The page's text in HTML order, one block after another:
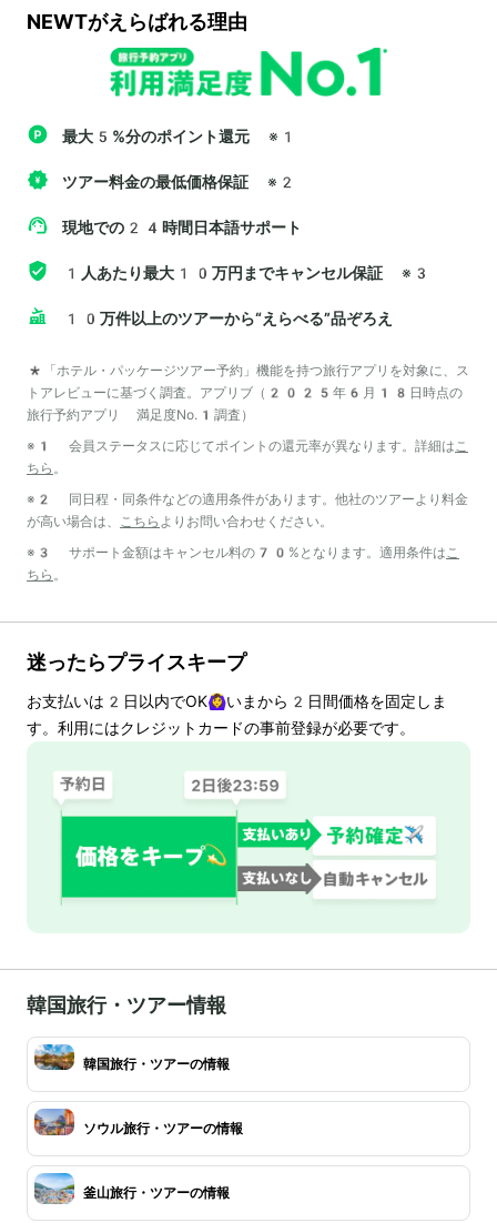
NEWTがえらばれる理由
最大5%分のポイント還元 ※1
ツアー料金の最低価格保証 ※2
現地での24時間日本語サポート
1人あたり最大10万円までキャンセル保証 ※3
10万件以上のツアーから“えらべる”品ぞろえ
*「ホテル・パッケージツアー予約」機能を持つ旅行アプリを対象に、ス
トアレビューに基づく調査。アプリブ（2025年6月18日時点の
旅行予約アプリ 満足度No.1調査）
※1 会員ステータスに応じてポイントの還元率が異なります。詳細は こ
ちら 。
※2 同日程・同条件などの適用条件があります。他社のツアーより料金
が高い場合は、
こちら よりお問い合わせください。
※3 サポート金額はキャンセル料の70%となります。適用条件は こ
ちら 。
迷ったらプライスキープ
お支払いは 2 日以内でOK🙆‍♀️いまから 2 日間価格を固定しま
す。利用にはクレジットカードの事前登録が必要です。
韓国旅行・ツアー情報
韓国旅行・ツアーの情報
ソウル旅行・ツアーの情報
釜山旅行・ツアーの情報